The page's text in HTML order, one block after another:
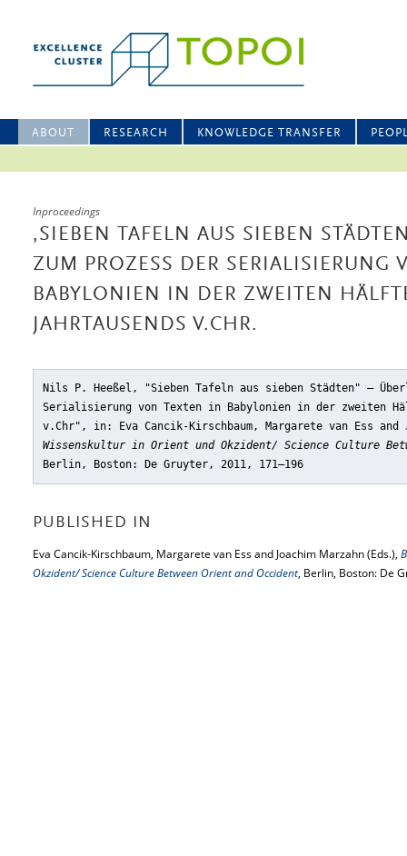
ABOUT RESEARCH KNOWLEDGE TRANSFER
Inproceedings
,SIEBEN TAFELN AUS SIEBEN
ZUM PROZESS DER SERIALISIERUNG
BABYLONIEN IN DER ZWEITEN
JAHRTAUSENDS V.CHR.
Nils P. Heeßel, "Sieben Tafeln aus sieben Städten" –
Serialisierung von Texten in Babylonien in der zweiten
v.Chr" , in: Eva Cancik-Kirschbaum, Margarete van Ess
Wissenskultur in Orient und Okzident/ Science Culture
Berlin, Boston: De Gruyter, 2011, 171–196
PUBLISHED IN
Eva Cancik-Kirschbaum, Margarete van Ess and Joachim Marzahn (Eds.),
Okzident/ Science Culture Between Orient and Occident, Berlin, Boston: De